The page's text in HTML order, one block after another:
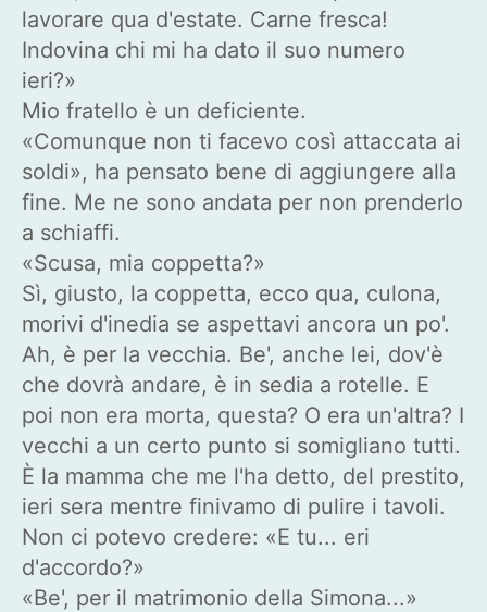
lavorare qua d'estate. Carne fresca!
Indovina chi mi ha dato il suo numero
ieri?»
Mio fratello è un deficiente.
«Comunque non ti facevo così attaccata ai
soldi», ha pensato bene di aggiungere alla
fine. Me ne sono andata per non prenderlo
a schiaffi.
«Scusa, mia coppetta?»
Sì, giusto, la coppetta, ecco qua, culona,
morivi d'inedia se aspettavi ancora un po'.
Ah, è per la vecchia. Be', anche lei, dov'è
che dovrà andare, è in sedia a rotelle. E
poi non era morta, questa? O era un'altra? I
vecchi a un certo punto si somigliano tutti.
È la mamma che me l'ha detto, del prestito,
ieri sera mentre finivamo di pulire i tavoli.
Non ci potevo credere: «E tu... eri
d'accordo?»
«Be', per il matrimonio della Simona...»